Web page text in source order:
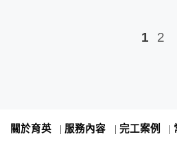
1
2
關於育英 | 服務內容 | 完工案例 |